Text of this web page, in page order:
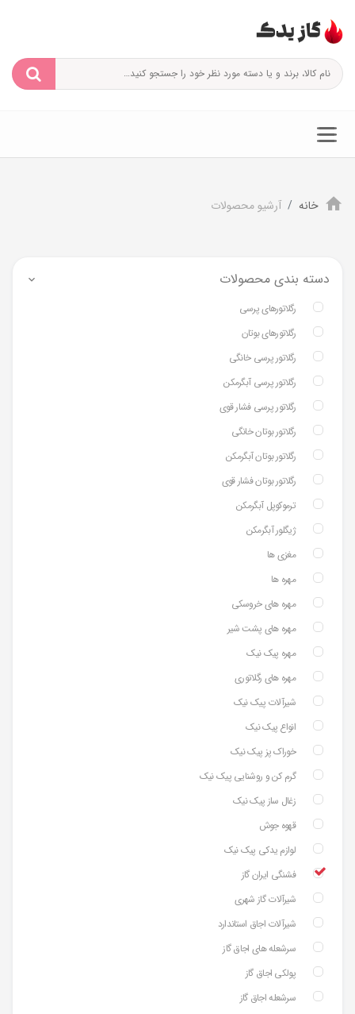
خانه آرشیو محصولات
دسته بندی محصولات
رگلاتورهای پرسی
رگلاتورهای بوتان
رگلاتور پرسی خانگی
رگلاتور پرسی آبگرمکن
رگلاتور پرسی فشار قوی
رگلاتور بوتان خانگی
رگلاتور بوتان آبگرمکن
رگلاتور بوتان فشار قوی
ترموکوپل آبگرمکن
ژیگلور آبگرمکن
مغزی ها
مهره ها
مهره های خروسکی
مهره های پشت شیر
مهره پیک نیک
مهره های رگلاتوری
شیرآلات پیک نیک
انواع پیک نیک
خوراک پز پیک نیک
گرم کن و روشنایی پیک نیک
زغال ساز پیک نیک
قهوه جوش
لوازم یدکی پیک نیک
فشنگی ایران گاز
شیرآلات گاز شهری
شیرآلات اجاق استاندارد
سرشعله های اجاق گاز
پولکی اجاق گاز
سرشعله اجاق گاز